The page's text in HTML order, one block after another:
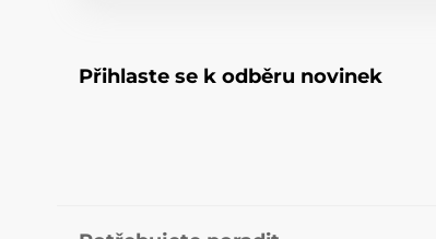
Přihlaste se k odběru novinek